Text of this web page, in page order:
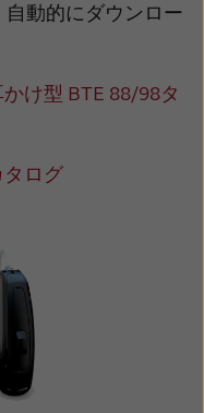
動的にダウンロー
け型 BTE 88/98タ
タログ